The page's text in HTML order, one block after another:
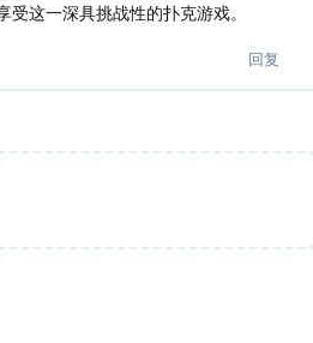
这一深具挑战性的扑克游戏。
回复